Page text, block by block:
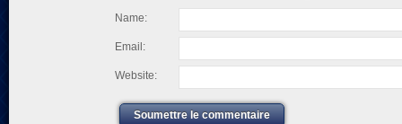
Name:
Email:
Website:
Soumettre le commentaire